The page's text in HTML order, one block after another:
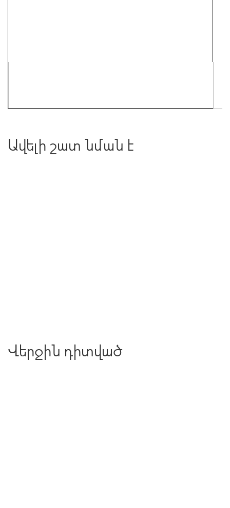
Ավելի շատ նման է
Վերջին դիտված